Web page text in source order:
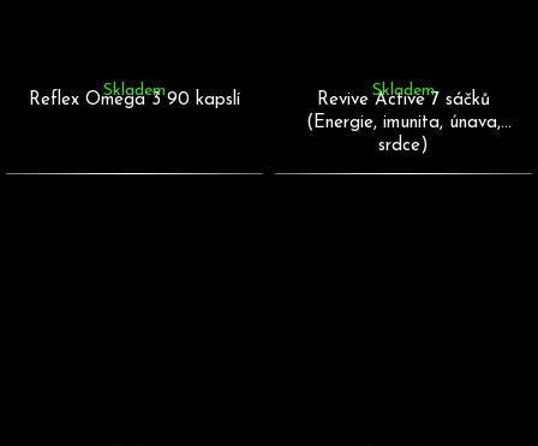
Reflex Omega 3 90 kapslí
Skladem
Revive Active 7 sáčků
(Energie, imunita, únava,
srdce)
Skladem